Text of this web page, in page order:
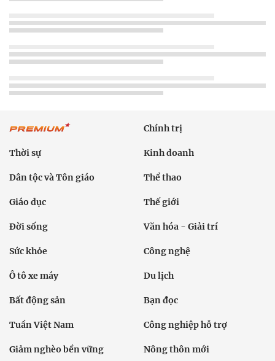
Chính trị
Thời sự Kinh doanh
Dân tộc và Tôn giáo Thể thao
Giáo dục Thế giới
Đời sống Văn hóa - Giải trí
Sức khỏe Công nghệ
Ô tô xe máy Du lịch
Bất động sản Bạn đọc
Tuần Việt Nam Công nghiệp hỗ trợ
Giảm nghèo bền vững Nông thôn mới